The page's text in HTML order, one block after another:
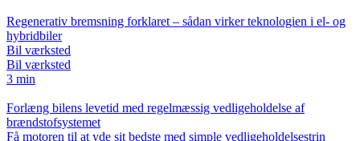
Regenerativ bremsning forklaret – sådan virker teknologien i el- og
hybridbiler
Bil værksted
Bil værksted
3 min
Forlæng bilens levetid med regelmæssig vedligeholdelse af
brændstofsystemet
Få motoren til at yde sit bedste med simple vedligeholdelsestrin